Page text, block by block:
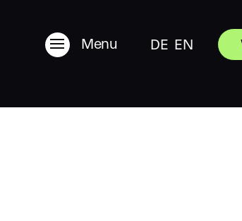
Menu DE EN